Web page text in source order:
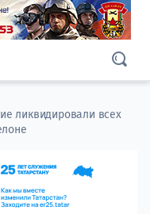
ликвидировали всех